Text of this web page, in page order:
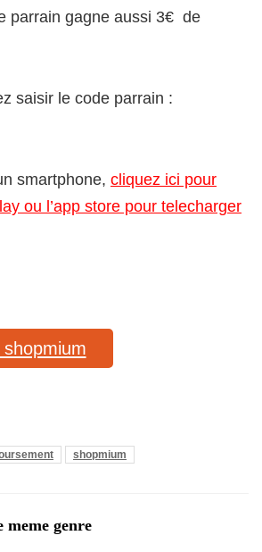
parrain gagne aussi 3€ de
saisir le code parrain :
smartphone, cliquez ici pour
ou l’app store pour telecharger
shopmium
meme genre